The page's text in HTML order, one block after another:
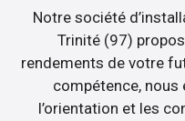
Notre société
Trinité (97)
rendements de votre
compétence, nous
l’orientation et les